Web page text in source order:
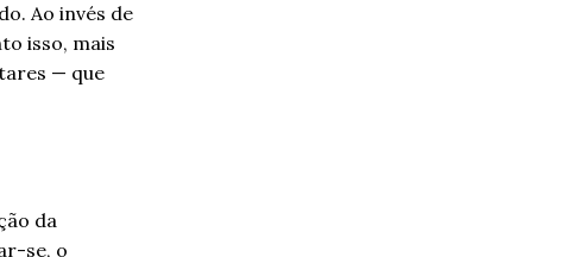
Ao invés de
isso, mais
— que
da
se, o